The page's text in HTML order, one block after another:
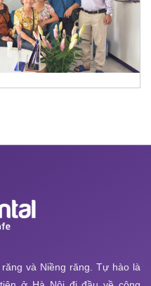
và Niềng răng. Tự hào là